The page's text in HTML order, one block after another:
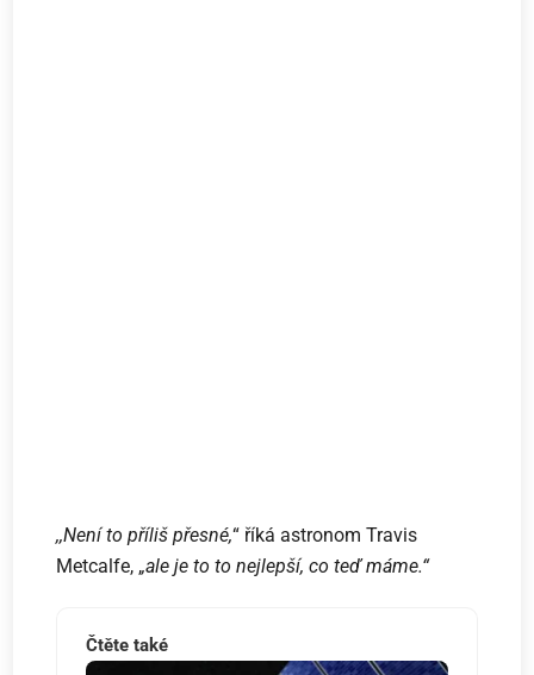
,,Není to příliš přesné,“ říká astronom Travis
Metcalfe, ,,ale je to to nejlepší, co teď máme.“
Čtěte také